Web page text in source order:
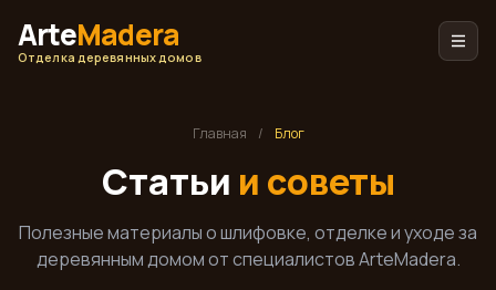
ArteMadera
Отделка деревянных домов
Главная / Блог
Статьи и советы
Полезные материалы о шлифовке, отделке и уходе за
деревянным домом от специалистов ArteMadera.